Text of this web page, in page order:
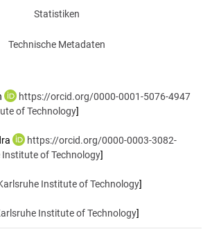
Statistiken
Technische Metadaten
https://orcid.org/0000-0001-5076-4947
of Technology]
https://orcid.org/0000-0003-3082-
Institute of Technology]
Institute of Technology]
Institute of Technology]